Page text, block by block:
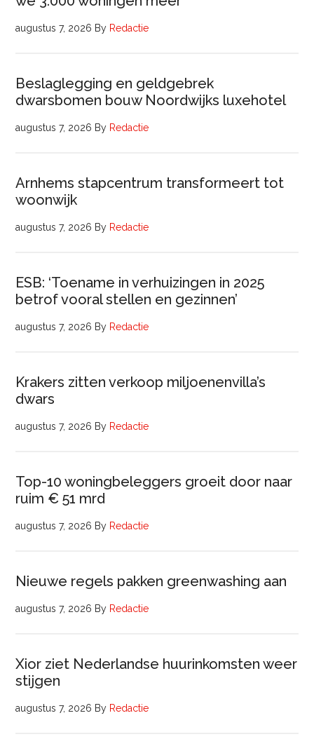
augustus 7, 2026 By Redactie
Beslaglegging en geldgebrek
dwarsbomen bouw Noordwijks luxehotel
augustus 7, 2026 By Redactie
Arnhems stapcentrum transformeert tot
woonwijk
augustus 7, 2026 By Redactie
ESB: ‘Toename in verhuizingen in 2025
betrof vooral stellen en gezinnen’
augustus 7, 2026 By Redactie
Krakers zitten verkoop miljoenenvilla’s
dwars
augustus 7, 2026 By Redactie
Top-10 woningbeleggers groeit door naar
ruim € 51 mrd
augustus 7, 2026 By Redactie
Nieuwe regels pakken greenwashing aan
augustus 7, 2026 By Redactie
Xior ziet Nederlandse huurinkomsten weer
stijgen
augustus 7, 2026 By Redactie